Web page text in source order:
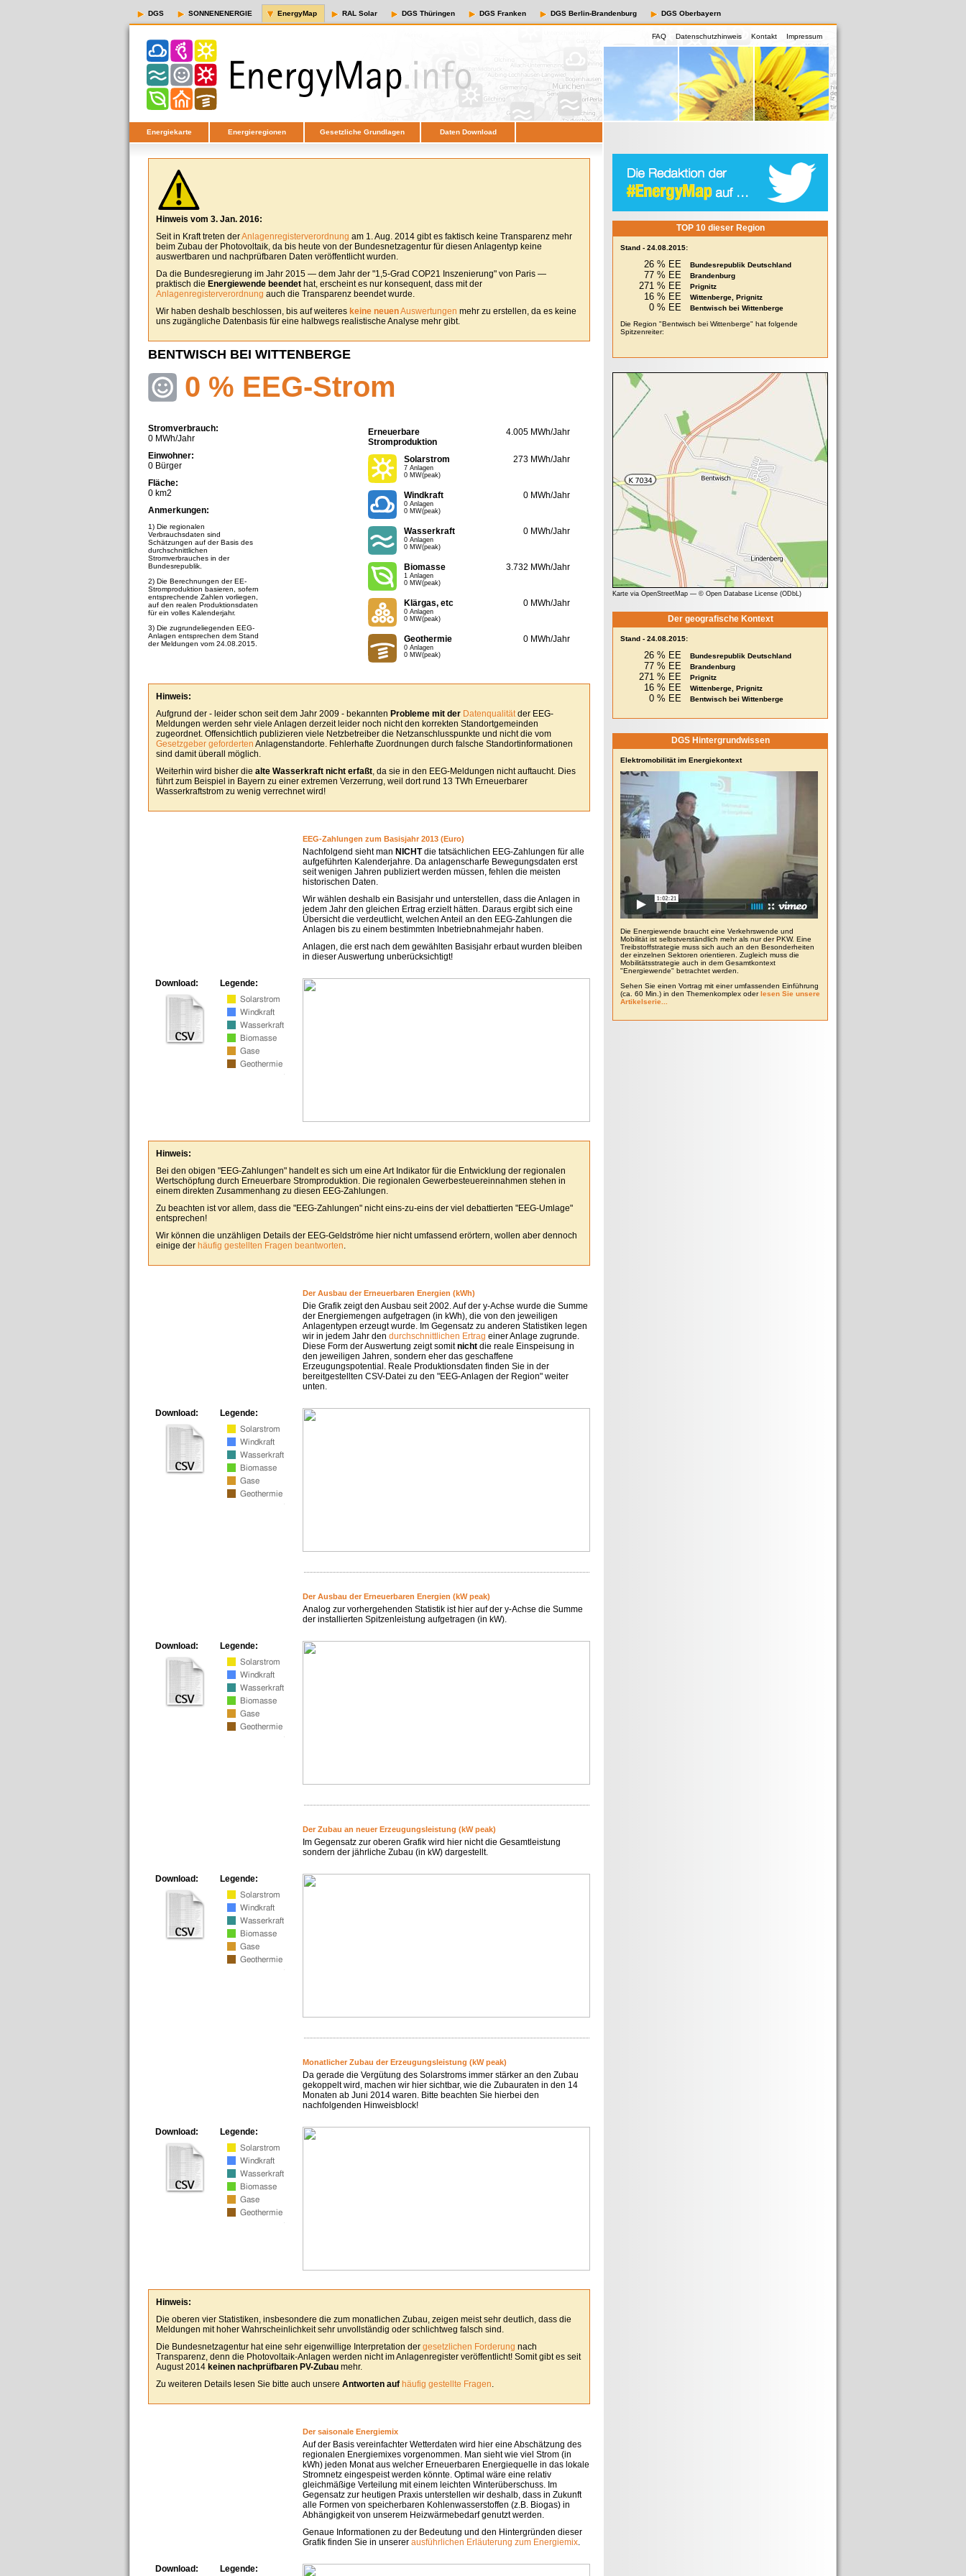
DGS SONNENENERGIE EnergyMap RAL Solar DGS Thüringen DGS Franken DGS Berlin-Brandenburg DGS Oberbayern
FAQ Datenschutzhinweis Kontakt Impressum
Energiekarte Energieregionen Gesetzliche Grundlagen Daten Download
Hinweis vom 3. Jan. 2016:
Seit in Kraft treten derAnlagenregisterverordnung am 1. Aug. 2014 gibt es faktisch keine Transparenz mehr
beim Zubau der Photovoltaik, da bis heute von der Bundesnetzagentur für diesen Anlagentyp keine
auswertbaren und nachprüfbaren Daten veröffentlicht wurden.
Da die Bundesregierung im Jahr 2015 — dem Jahr der "1,5-Grad COP21 Inszenierung" von Paris —
praktisch die Energiewende beendet hat, erscheint es nur konsequent, dass mit der
Anlagenregisterverordnung auch die Transparenz beendet wurde.
Wir haben deshalb beschlossen, bis auf weiteres keine neuenAuswertungen mehr zu erstellen, da es keine
uns zugängliche Datenbasis für eine halbwegs realistische Analyse mehr gibt.
BENTWISCH BEI WITTENBERGE
0 % EEG-Strom
Stromverbrauch:
0 MWh/Jahr
Einwohner:
0 Bürger
Fläche:
0 km2
Anmerkungen:
1) Die regionalen
Verbrauchsdaten sind
Schätzungen auf der Basis des
durchschnittlichen
Stromverbrauches in der
Bundesrepublik.
2) Die Berechnungen der EE-
Stromproduktion basieren, sofern
entsprechende Zahlen vorliegen,
auf den realen Produktionsdaten
für ein volles Kalenderjahr.
3) Die zugrundeliegenden EEG-
Anlagen entsprechen dem Stand
der Meldungen vom 24.08.2015.
Erneuerbare
Stromproduktion
4.005 MWh/Jahr
Solarstrom
7 Anlagen
0 MW(peak)
273 MWh/Jahr
Windkraft
0 Anlagen
0 MW(peak)
0 MWh/Jahr
Wasserkraft
0 Anlagen
0 MW(peak)
0 MWh/Jahr
Biomasse
1 Anlagen
0 MW(peak)
3.732 MWh/Jahr
Klärgas, etc
0 Anlagen
0 MW(peak)
0 MWh/Jahr
Geothermie
0 Anlagen
0 MW(peak)
0 MWh/Jahr
Hinweis:
Aufgrund der - leider schon seit dem Jahr 2009 - bekannten Probleme mit der Datenqualitätder EEG-
Meldungen werden sehr viele Anlagen derzeit leider noch nicht den korrekten Standortgemeinden
zugeordnet. Offensichtlich publizieren viele Netzbetreiber die Netzanschlusspunkte und nicht die vom
Gesetzgeber geforderten Anlagenstandorte. Fehlerhafte Zuordnungen durch falsche Standortinformationen
sind damit überall möglich.
Weiterhin wird bisher die alte Wasserkraft nicht erfaßt, da sie in den EEG-Meldungen nicht auftaucht. Dies
führt zum Beispiel in Bayern zu einer extremen Verzerrung, weil dort rund 13 TWh Erneuerbarer
Wasserkraftstrom zu wenig verrechnet wird!
EEG-Zahlungen zum Basisjahr 2013 (Euro)
Nachfolgend sieht man NICHTdie tatsächlichen EEG-Zahlungen für alle
aufgeführten Kalenderjahre. Da anlagenscharfe Bewegungsdaten erst
seit wenigen Jahren publiziert werden müssen, fehlen die meisten
historischen Daten.
Wir wählen deshalb ein Basisjahr und unterstellen, dass die Anlagen in
jedem Jahr den gleichen Ertrag erzielt hätten. Daraus ergibt sich eine
Übersicht die verdeutlicht, welchen Anteil an den EEG-Zahlungen die
Anlagen bis zu einem bestimmten Inbetriebnahmejahr haben.
Anlagen, die erst nach dem gewählten Basisjahr erbaut wurden bleiben
in dieser Auswertung unberücksichtigt!
Legende:
Download:
Hinweis:
Bei den obigen "EEG-Zahlungen" handelt es sich um eine Art Indikator für die Entwicklung der regionalen
Wertschöpfung durch Erneuerbare Stromproduktion. Die regionalen Gewerbesteuereinnahmen stehen in
einem direkten Zusammenhang zu diesen EEG-Zahlungen.
Zu beachten ist vor allem, dass die "EEG-Zahlungen" nicht eins-zu-eins der viel debattierten "EEG-Umlage"
entsprechen!
Wir können die unzähligen Details der EEG-Geldströme hier nicht umfassend erörtern, wollen aber dennoch
einige der häufig gestellten Fragen beantworten.
Der Ausbau der Erneuerbaren Energien (kWh)
Die Grafik zeigt den Ausbau seit 2002. Auf der y-Achse wurde die Summe
der Energiemengen aufgetragen (in kWh), die von den jeweiligen
Anlagentypen erzeugt wurde. Im Gegensatz zu anderen Statistiken legen
wir in jedem Jahr den durchschnittlichen Ertrag einer Anlage zugrunde.
Diese Form der Auswertung zeigt somitnicht die reale Einspeisung in
den jeweiligen Jahren, sondern eher das geschaffene
Erzeugungspotential. Reale Produktionsdaten finden Sie in der
bereitgestellten CSV-Datei zu den "EEG-Anlagen der Region" weiter
unten.
Legende:
Download:
Der Ausbau der Erneuerbaren Energien (kW peak)
Analog zur vorhergehenden Statistik ist hier auf der y-Achse die Summe
der installierten Spitzenleistung aufgetragen (in kW).
Legende:
Download:
Der Zubau an neuer Erzeugungsleistung (kW peak)
Im Gegensatz zur oberen Grafik wird hier nicht die Gesamtleistung
sondern der jährliche Zubau (in kW) dargestellt.
Legende:
Download:
Monatlicher Zubau der Erzeugungsleistung (kW peak)
Da gerade die Vergütung des Solarstroms immer stärker an den Zubau
gekoppelt wird, machen wir hier sichtbar, wie die Zubauraten in den 14
Monaten ab Juni 2014 waren. Bitte beachten Sie hierbei den
nachfolgenden Hinweisblock!
Legende:
Download:
Hinweis:
Die oberen vier Statistiken, insbesondere die zum monatlichen Zubau, zeigen meist sehr deutlich, dass die
Meldungen mit hoher Wahrscheinlichkeit sehr unvollständig oder schlichtweg falsch sind.
Die Bundesnetzagentur hat eine sehr eigenwillige Interpretation der gesetzlichen Forderung nach
Transparenz, denn die Photovoltaik-Anlagen werden nicht im Anlagenregister veröffentlicht! Somit gibt es seit
August 2014 keinen nachprüfbaren PV-Zubau mehr.
Zu weiteren Details lesen Sie bitte auch unsere Antworten auf häufig gestellte Fragen.
Der saisonale Energiemix
Auf der Basis vereinfachter Wetterdaten wird hier eine Abschätzung des
regionalen Energiemixes vorgenommen. Man sieht wie viel Strom (in
kWh) jeden Monat aus welcher Erneuerbaren Energiequelle in das lokale
Stromnetz eingespeist werden könnte. Optimal wäre eine relativ
gleichmäßige Verteilung mit einem leichten Winterüberschuss. Im
Gegensatz zur heutigen Praxis unterstellen wir deshalb, dass in Zukunft
alle Formen von speicherbaren Kohlenwasserstoffen (z.B. Biogas) in
Abhängigkeit von unserem Heizwärmebedarf genutzt werden.
Genaue Informationen zu der Bedeutung und den Hintergründen dieser
Grafik finden Sie in unserer ausführlichen Erläuterung zum Energiemix.
Legende:
Download:
TOP 10 dieser Region
Stand - 24.08.2015:
26 % EE Bundesrepublik Deutschland
77 % EE Brandenburg
271 % EE Prignitz
16 % EE Wittenberge, Prignitz
0 % EE
Bentwisch bei Wittenberge
Die Region "Bentwisch bei Wittenberge" hat folgende
Spitzenreiter:
Karte via OpenStreetMap — © Open Database License (ODbL)
Der geografische Kontext
Stand - 24.08.2015:
26 % EE Bundesrepublik Deutschland
77 % EE Brandenburg
271 % EE Prignitz
16 % EE Wittenberge, Prignitz
0 % EE Bentwisch bei Wittenberge
DGS Hintergrundwissen
Elektromobilität im Energiekontext
Die Energiewende braucht eine Verkehrswende und
Mobilität ist selbstverständlich mehr als nur der PKW. Eine
Treibstoffstrategie muss sich auch an den Besonderheiten
der einzelnen Sektoren orientieren. Zugleich muss die
Mobilitätsstrategie auch in dem Gesamtkontext
"Energiewende" betrachtet werden.
Sehen Sie einen Vortrag mit einer umfassenden Einführung
(ca. 60 Min.) in den Themenkomplex oderlesen Sie unsere
Artikelserie...